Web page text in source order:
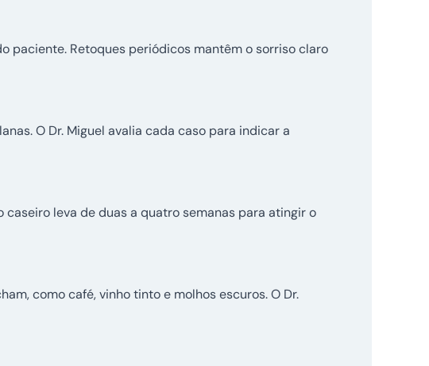
paciente. Retoques periódicos mantêm o sorriso claro
O Dr. Miguel avalia cada caso para indicar a
leva de duas a quatro semanas para atingir o
como café, vinho tinto e molhos escuros. O Dr.